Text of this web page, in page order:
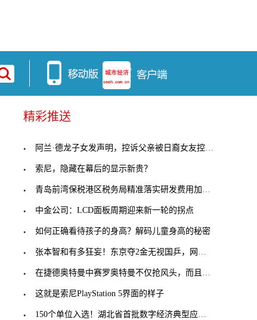
精彩推送
阿兰·德龙子女发声明，控诉父亲被日裔女友控制欺凌
索尼，隐藏在幕后的显示新贵？
青岛前湾保税港区税务局精准落实研发费用加计扣除新
中金公司：LCD面板周期迎来新一轮的拐点
如何正确看待孩子的身高？解码儿童身高的秘密
张本智和有多狂妄！东京夺2金无视国乒，网友：打得
在捷德奥特曼中赛罗奥特曼不仅抢风头，而且还得了一
这就是索尼PlayStation 5界面的样子
150个单位入选！湖北省首批数字经济典型应用场景公